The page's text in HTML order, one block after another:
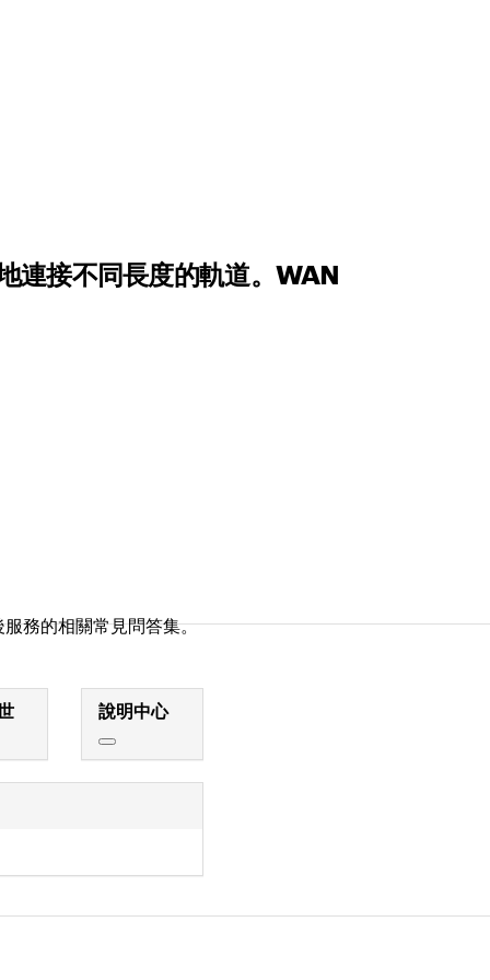
連接不同長度的軌道。WAN
務的相關常見問答集。
說明中心